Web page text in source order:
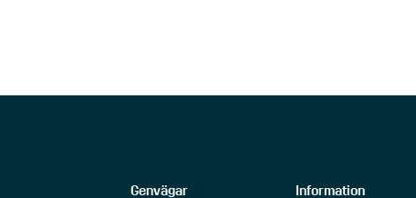
Genvägar Information